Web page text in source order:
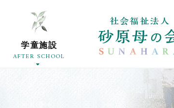
学童施設
AFTER SCHOOL